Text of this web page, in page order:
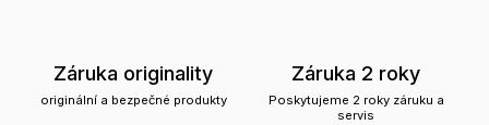
Záruka originality
originální a bezpečné produkty
Záruka 2 roky
Poskytujeme 2 roky záruku a
servis